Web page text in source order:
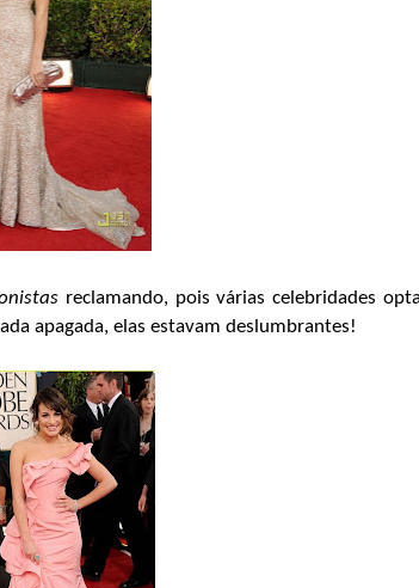
reclamando, pois várias celebridades
apagada, elas estavam deslumbrantes!